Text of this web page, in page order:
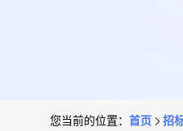
您当前的位置： 首页 招